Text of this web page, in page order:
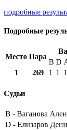
подробные
Подробные
Место Пара
B D
1
269 1 1 1
Судьи
B - Ваганова
D - Елизаров